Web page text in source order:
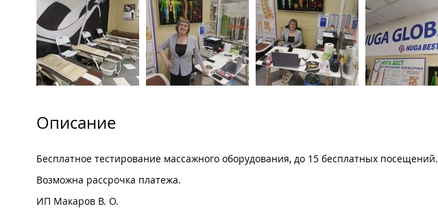
Описание
Бесплатное тестирование массажного оборудования, до 15 бесплатных посещений.
Возможна рассрочка платежа.
ИП Макаров В. О.